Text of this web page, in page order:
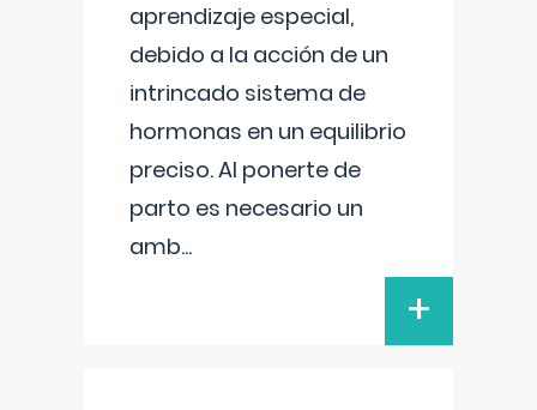
aprendizaje especial,
debido a la acción de un
intrincado sistema de
hormonas en un equilibrio
preciso. Al ponerte de
parto es necesario un
amb...
+